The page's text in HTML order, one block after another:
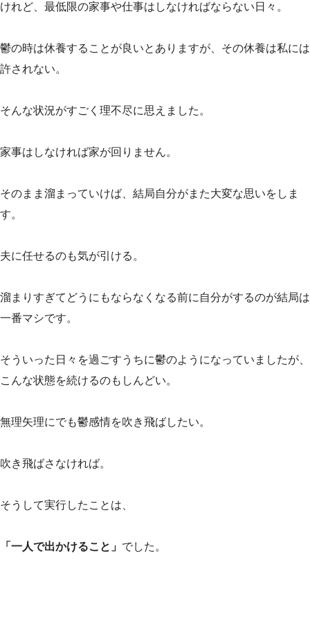
けれど、最低限の家事や仕事はしなければならない日々。
鬱の時は休養することが良いとありますが、その休養は私には
許されない。
そんな状況がすごく理不尽に思えました。
家事はしなければ家が回りません。
そのまま溜まっていけば、結局自分がまた大変な思いをしま
す。
夫に任せるのも気が引ける。
溜まりすぎてどうにもならなくなる前に自分がするのが結局は
一番マシです。
そういった日々を過ごすうちに鬱のようになっていましたが、
こんな状態を続けるのもしんどい。
無理矢理にでも鬱感情を吹き飛ばしたい。
吹き飛ばさなければ。
そうして実行したことは、
「一人で出かけること」 でした。